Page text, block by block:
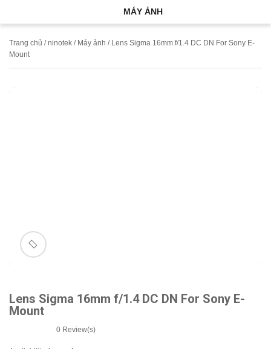
MÁY ẢNH
Trang chủ /ninotek / Máy ảnh / Lens Sigma 16mm f/1.4 DC DN For Sony E-
Mount
🔍
Lens Sigma 16mm f/1.4 DC DN For Sony E-
Mount
0 Review(s)